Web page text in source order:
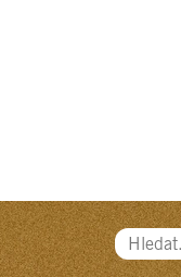
Hledat...